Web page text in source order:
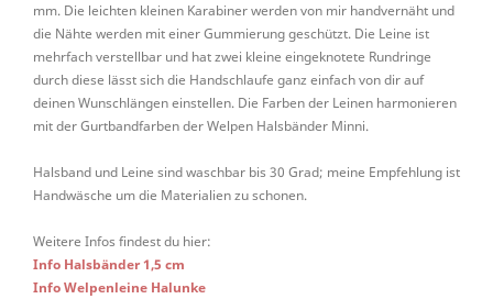
mm. Die leichten kleinen Karabiner werden von mir handvernäht und
die Nähte werden mit einer Gummierung geschützt. Die Leine ist
mehrfach verstellbar und hat zwei kleine eingeknotete Rundringe
durch diese lässt sich die Handschlaufe ganz einfach von dir auf
deinen Wunschlängen einstellen. Die Farben der Leinen harmonieren
mit der Gurtbandfarben der Welpen Halsbänder Minni.
Halsband und Leine sind waschbar bis 30 Grad; meine Empfehlung ist
Handwäsche um die Materialien zu schonen.
Weitere Infos findest du hier:
Info Halsbänder 1,5 cm
Info Welpenleine Halunke